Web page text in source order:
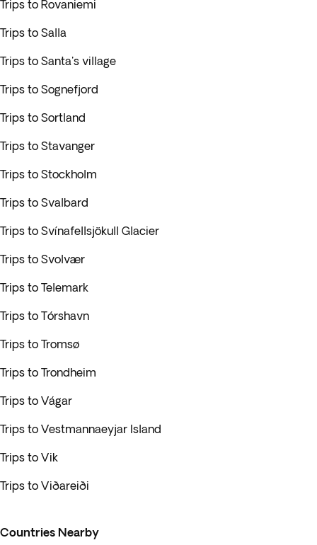
Trips to Rovaniemi
Trips to Salla
Trips to Santa's village
Trips to Sognefjord
Trips to Sortland
Trips to Stavanger
Trips to Stockholm
Trips to Svalbard
Trips to Svínafellsjökull Glacier
Trips to Svolvær
Trips to Telemark
Trips to Tórshavn
Trips to Tromsø
Trips to Trondheim
Trips to Vágar
Trips to Vestmannaeyjar Island
Trips to Vik
Trips to Viðareiði
Countries Nearby